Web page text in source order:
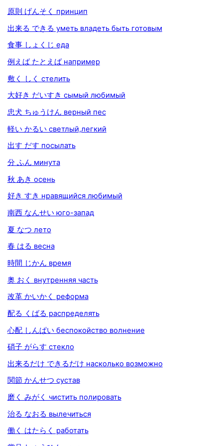
原則 げんそく принцип
出来る できる уметь владеть быть готовым
食事 しょくじ еда
例えば たとえば например
敷く しく стелить
大好き だいすき сымый любимый
忠犬 ちゅうけん верный пес
軽い かるい светлый,легкий
出す だす посылать
分 ふん минута
秋 あき осень
好き すき нравящийся любимый
南西 なんせい юго-запад
夏 なつ лето
春 はる весна
時間 じかん время
奥 おく внутренняя часть
改革 かいかく реформа
配る くばる распределять
心配 しんぱい беспокойство волнение
硝子 がらす стекло
出来るだけ できるだけ насколько возможно
関節 かんせつ сустав
磨く みがく чистить полировать
治る なおる вылечиться
働く はたらく работать